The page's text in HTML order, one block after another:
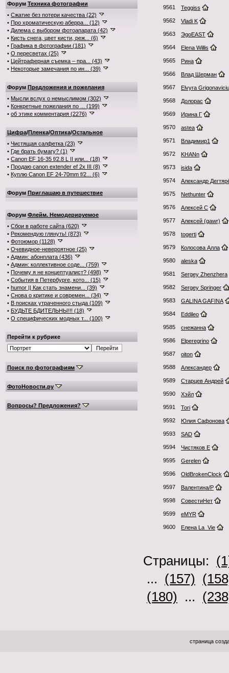
Форум Техника фотографии
• Сжатие без потери качества (22)
• Про хроматическую аберра... (12)
• Дилема с выбором фотоапарата (42)
• Кисть снега, цвет кисти, реж... (6)
• Графика в фотографии (181)
• О пересветах (25)
• Цейтраферная съемка – пра... (43)
• Некоторые замечания по ин... (39)
Форум Предложения и пожелания
• Мысли вслух о немыслимом (302)
• Конкретные пожелания по ... (199)
• об этике комментария (2276)
Цифра/Пленка/Оптика/Остальное
• Чистящая салфетка (23)
• Где брать бумагу? (1)
• Canon EF 16-35 f/2.8 L II или... (18)
• Продаю canon extender ef 2x III (8)
• Куплю Canon EF 24-70mm f/2... (6)
Форум Приглашаю в путешествие
Форум Флейм. Немодерируемое
• Сбои в работе сайта (620)
• Рекомендую глянуть! (873)
• Фотоюмор (1128)
• Очевидное-невероятное (25)
• Админ: абонплата (436)
• Админ: коллективное соде... (759)
• Почему я не концептуалист? (498)
• События в Петербурге, кото... (15)
• humor || Как стать знамени... (39)
• Снова о критике и современ... (34)
• В поисках утраченного стыда (109)
• БУДЬТЕ БДИТЕЛЬНЫ!!! (18)
• О специфических модных т... (100)
Перейти к рубрике
Поиск по фотографиям
ФотоНовости.ру
Вопросы? Предложения?
9561 Teggiss
9562 Vladi K
9563 ЭgoEAST
9564 Elena Willis
9565 Рина
9566 Влад Шерман
9567 Elvyra
9568 Долорас
9569 Ирина Г
9570 astea
9571 Владимир1
9572 KHANn
9573 isida
9574 Александр
9575 Nethunter
9576 Алексей С
9577 Алексей (gawr)
9578 togerti
9579 Колосова Алла
9580 aleska
9581 Sergey Zhenzhera
9582 Sergey Springer
9583 GALINA GAFINA
9584 Eddileo
9585 снежанна
9586 Elperegrino
9587 oiton
9588 Александер
9589 Старцев Андрей
9590 Хэйл
9591 Tori
9592 Юлия Сафонова
9593 SAD
9594 Чистяков Е
9595 Gerelen
9596 OldBrokenClock
9597 Валентина/Р
9598 СовестиНет
9599 eMYR
9600 Елена La_Vie
Страницы:
... (157)
(180) ...
страница